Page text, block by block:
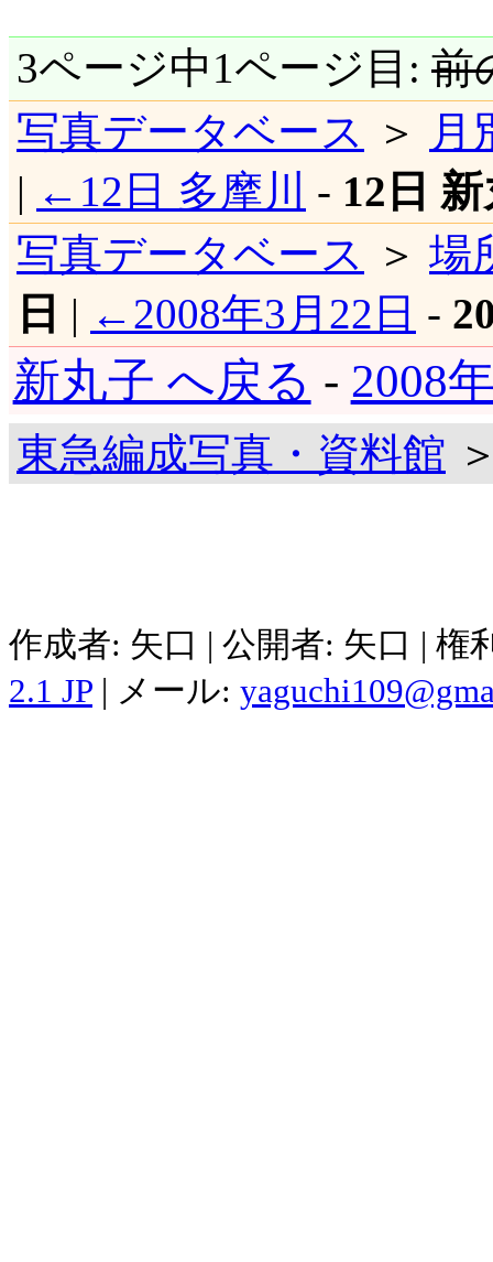
3ページ中1ページ目: 前
写真データベース
＞
月
| ←12日 多摩川 - 12日
写真データベース
＞ 場
日 | ←2008年3月22日 -
新丸子 へ戻る - 2008
東急編成写真・資料館
作成者: 矢口 | 公開者: 矢口 |
2.1 JP | メール: